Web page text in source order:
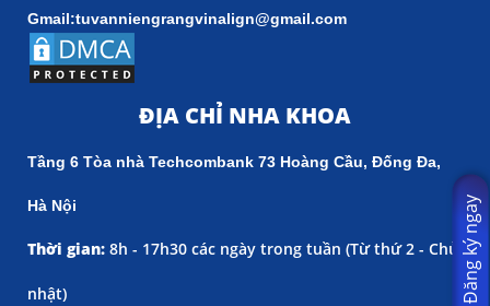
Gmail:tuvanniengrangvinalign@gmail.com
ĐỊA CHỈ NHA KHOA
Tầng 6 Tòa nhà Techcombank 73 Hoàng Cầu, Đống Đa,
Hà Nội
Thời gian: 8h - 17h30 các ngày trong tuần (Từ thứ 2 - Chủ
nhật) Đăng ký ngay